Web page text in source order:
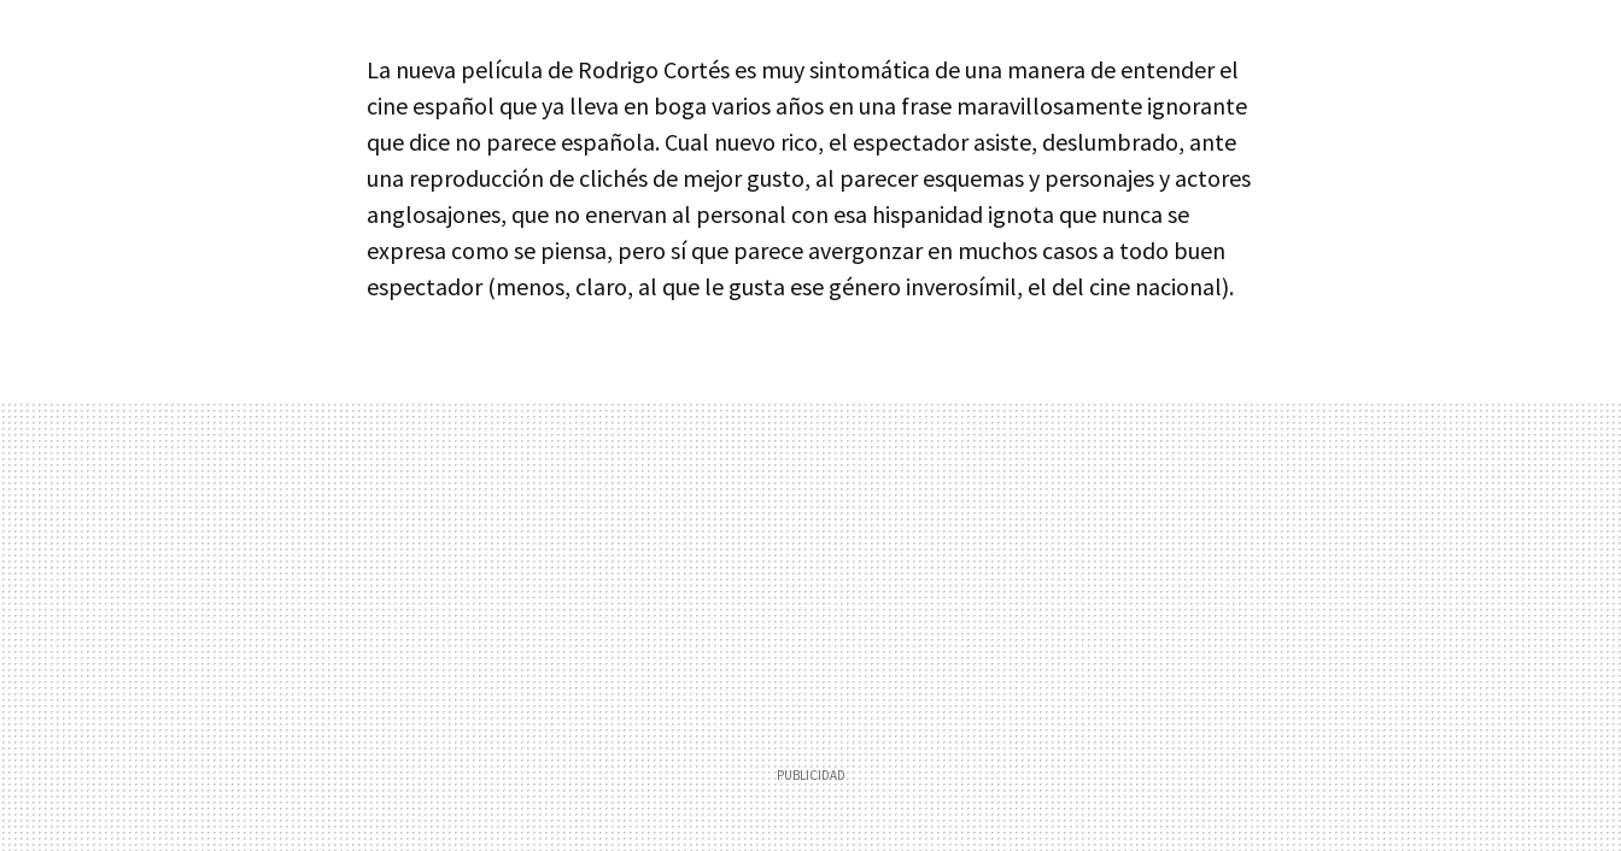
La nueva película de Rodrigo Cortés es muy sintomática de una manera de entender el
cine español que ya lleva en boga varios años en una frase maravillosamente ignorante
que dice no parece española. Cual nuevo rico, el espectador asiste, deslumbrado, ante
una reproducción de clichés de mejor gusto, al parecer esquemas y personajes y actores
anglosajones, que no enervan al personal con esa hispanidad ignota que nunca se
expresa como se piensa, pero sí que parece avergonzar en muchos casos a todo buen
espectador (menos, claro, al que le gusta ese género inverosímil, el del cine nacional).